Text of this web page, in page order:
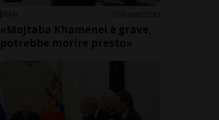
IRAN 10 ore 1 30
«Mojtaba Khamenei è grave,
potrebbe morire presto»